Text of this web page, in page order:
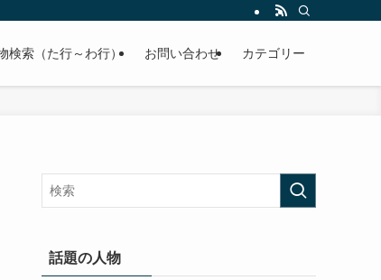
高校・大学の偏差値まで紹介していきます。
検索（た行～わ行） お問い合わせ カテゴリー
話題の人物